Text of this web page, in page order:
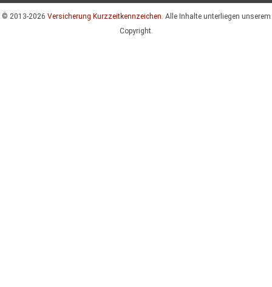
© 2013-2026 Versicherung Kurzzeitkennzeichen. Alle Inhalte unterliegen unserem
Copyright.